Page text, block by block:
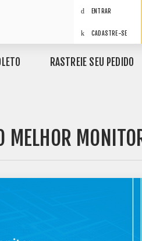
ENTRAR
CADASTRE-SE
RASTREIE SEU PEDIDO
MELHOR